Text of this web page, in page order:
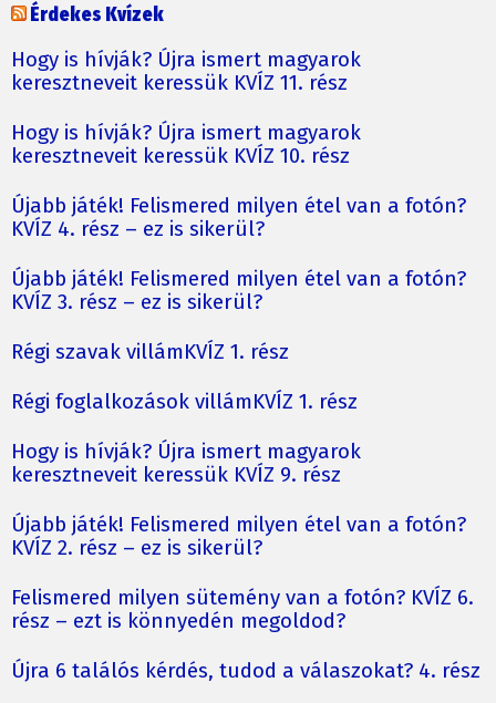
Érdekes Kvízek
Hogy is hívják? Újra ismert magyarok
keresztneveit keressük KVÍZ 11. rész
Hogy is hívják? Újra ismert magyarok
keresztneveit keressük KVÍZ 10. rész
Újabb játék! Felismered milyen étel van a fotón?
KVÍZ 4. rész – ez is sikerül?
Újabb játék! Felismered milyen étel van a fotón?
KVÍZ 3. rész – ez is sikerül?
Régi szavak villámKVÍZ 1. rész
Régi foglalkozások villámKVÍZ 1. rész
Hogy is hívják? Újra ismert magyarok
keresztneveit keressük KVÍZ 9. rész
Újabb játék! Felismered milyen étel van a fotón?
KVÍZ 2. rész – ez is sikerül?
Felismered milyen sütemény van a fotón? KVÍZ 6.
rész – ezt is könnyedén megoldod?
Újra 6 találós kérdés, tudod a válaszokat? 4. rész